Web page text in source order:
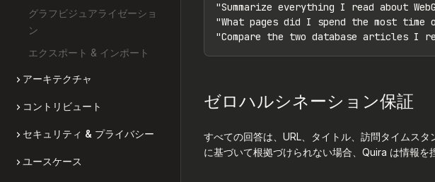
グラフビジュアライゼーショ
ン
エクスポート & インポート
アーキテクチャ
コントリビュート
セキュリティ & プライバシー
ユースケース
"Summarize everything I read about
"What pages did I spend the most time
"Compare the two database articles I
ゼロハルシネーション保証
すべての回答は、URL、タイトル、訪問タイムスタ
に基づいて根拠づけられない場合、Quira は情報を